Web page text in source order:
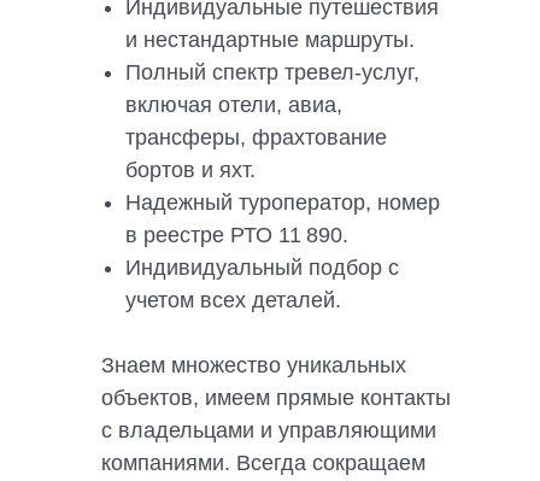
Индивидуальные путешествия
и нестандартные маршруты.
Полный спектр тревел-услуг,
включая отели, авиа,
трансферы, фрахтование
бортов и яхт.
Надежный туроператор, номер
в реестре РТО 11 890.
Индивидуальный подбор с
учетом всех деталей.
Знаем множество уникальных
объектов, имеем прямые контакты
с владельцами и управляющими
компаниями. Всегда сокращаем